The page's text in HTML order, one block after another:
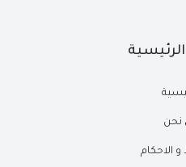
نحن
الاحكام